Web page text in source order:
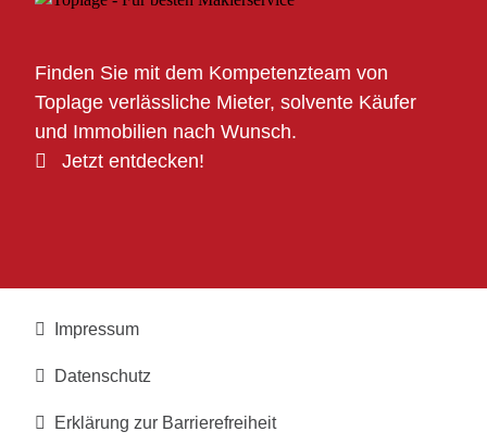
Finden Sie mit dem Kompetenzteam von
Toplage verlässliche Mieter, solvente Käufer
und Immobilien nach Wunsch.
Jetzt entdecken!
Impressum
Datenschutz
Erklärung zur Barrierefreiheit